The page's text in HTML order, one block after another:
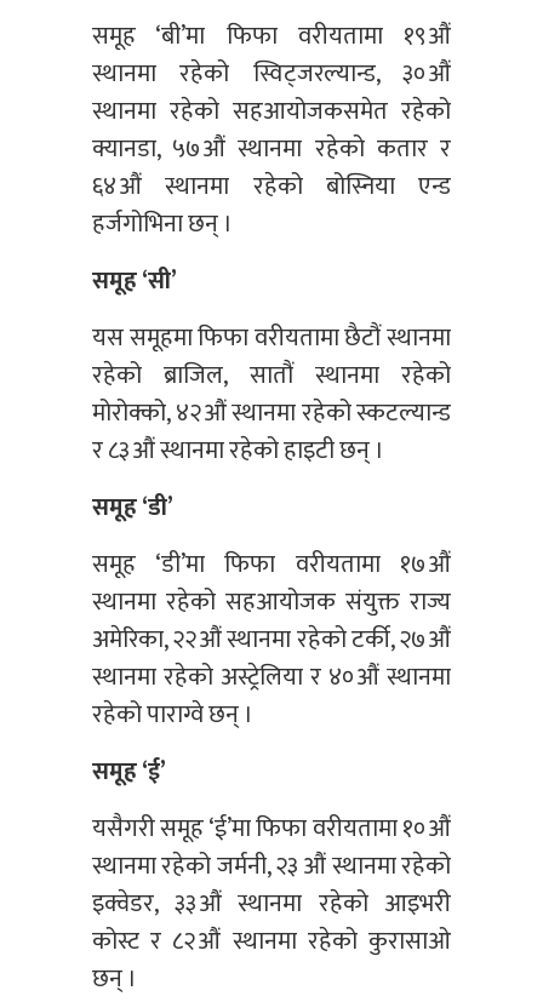
समूह ‘बी’मा फिफा वरीयतामा १९औं
स्थानमा रहेको स्विट्जरल्यान्ड, ३०औं
स्थानमा रहेको सहआयोजकसमेत रहेको
क्यानडा, ५७औं स्थानमा रहेको कतार र
६४औं स्थानमा रहेको बोस्निया एन्ड
हर्जगोभिना छन् ।
समूह ‘सी’
यस समूहमा फिफा वरीयतामा छैटौं स्थानमा
रहेको ब्राजिल, सातौं स्थानमा रहेको
मोरोक्को, ४२औं स्थानमा रहेको स्कटल्यान्ड
र ८३औं स्थानमा रहेको हाइटी छन् ।
समूह ‘डी’
समूह ‘डी’मा फिफा वरीयतामा १७औं
स्थानमा रहेको सहआयोजक संयुक्त राज्य
अमेरिका, २२औं स्थानमा रहेको टर्की, २७औं
स्थानमा रहेको अस्ट्रेलिया र ४०औं स्थानमा
रहेको पाराग्वे छन् ।
समूह ‘ई’
यसैगरी समूह ‘ई’मा फिफा वरीयतामा १०औं
स्थानमा रहेको जर्मनी, २३ औं स्थानमा रहेको
इक्वेडर, ३३औं स्थानमा रहेको आइभरी
कोस्ट र ८२औं स्थानमा रहेको कुरासाओ
छन् ।